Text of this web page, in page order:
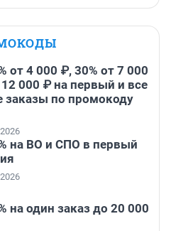
от 4 000 ₽, 30% от 7 000
12 000 ₽ на первый и все
заказы по промокоду
на ВО и СПО в первый
на один заказ до 20 000